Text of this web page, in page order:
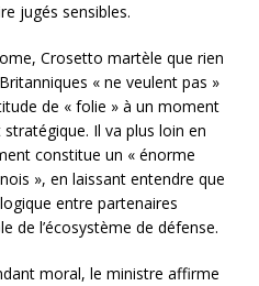
jugés sensibles.
Crosetto martèle que rien
« ne veulent pas »
de « folie » à un moment
Il va plus loin en
constitue un « énorme
», en laissant entendre que
entre partenaires
de l’écosystème de défense.
moral, le ministre affirme